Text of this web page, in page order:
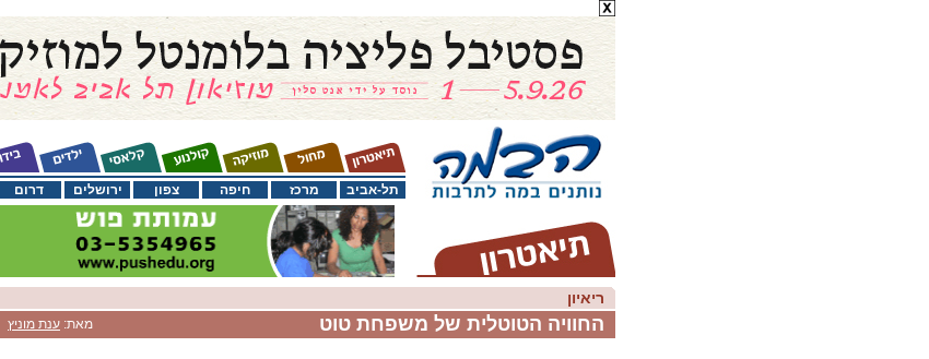
דרום ירושלים צפון חיפה מרכז תל-אביב
ריאיון
מאת: ענת מוניץ החוויה הטוטלית של משפחת טוט